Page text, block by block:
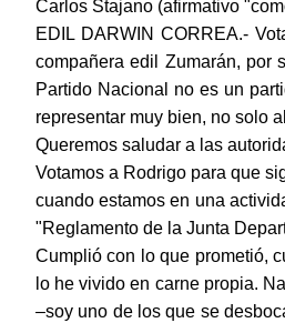
Carlos Stajano (afirmativo
EDIL DARWIN CORREA.-
compañera edil Zumarán, por
Partido Nacional no es un
representar muy bien, no solo
Queremos saludar a las
Votamos a Rodrigo para que
cuando estamos en una
"Reglamento de la Junta
Cumplió con lo que prometió,
lo he vivido en carne propia.
‒soy uno de los que se